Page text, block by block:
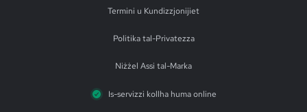
Termini u Kundizzjonijiet
Politika tal-Privatezza
Niżżel Assi tal-Marka
Is-servizzi kollha huma online